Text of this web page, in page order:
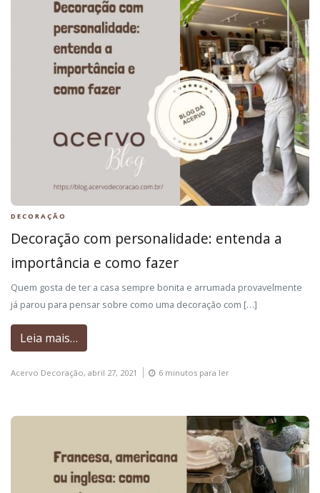
DECORAÇÃO
Decoração com personalidade: entenda a
importância e como fazer
Quem gosta de ter a casa sempre bonita e arrumada provavelmente
já parou para pensar sobre como uma decoração com […]
Leia mais…
Acervo Decoração, abril 27, 2021 6 minutos para ler